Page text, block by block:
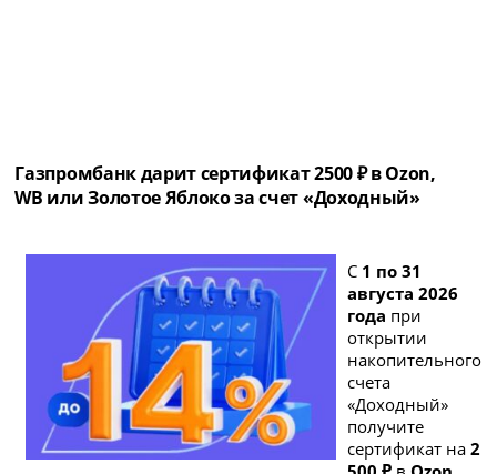
Газпромбанк дарит сертификат 2500 ₽ в Ozon,
WB или Золотое Яблоко за счет «Доходный»
С 1 по 31
августа 2026
года при
открытии
накопительного
счета
«Доходный»
получите
сертификат на2